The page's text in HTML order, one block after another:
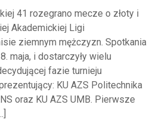
41 rozegrano mecze o złoty i
Akademickiej Ligi
ziemnym mężczyzn. Spotkania
maja, i dostarczyły wielu
fazie turnieju
KU AZS Politechnika
oraz KU AZS UMB. Pierwsze